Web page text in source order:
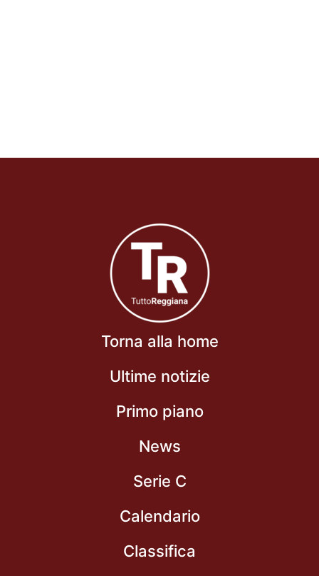
Torna alla home
Ultime notizie
Primo piano
News
Serie C
Calendario
Classifica